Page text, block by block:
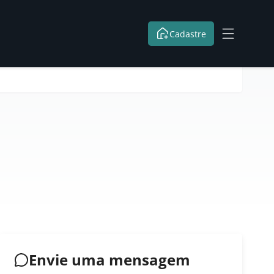
Cadastre
Envie uma mensagem